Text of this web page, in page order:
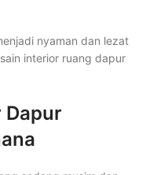
nyaman dan lezat
interior ruang dapur
Dapur